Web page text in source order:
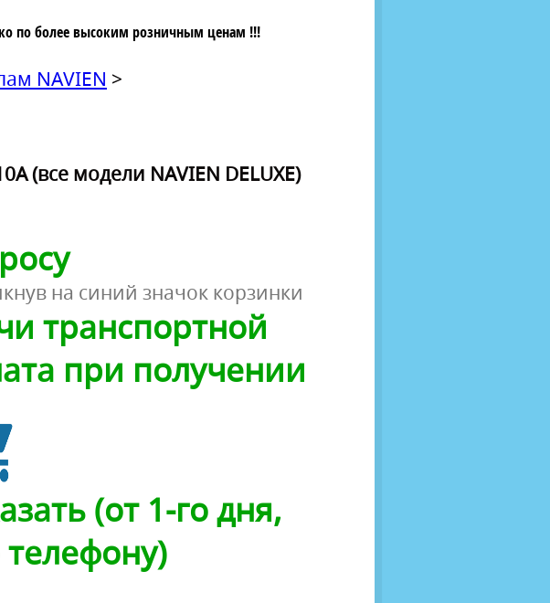
по более высоким розничным ценам !!!
NAVIEN >
(все модели NAVIEN DELUXE)
на синий значок корзинки
транспортной
при получении
(от 1-го дня,